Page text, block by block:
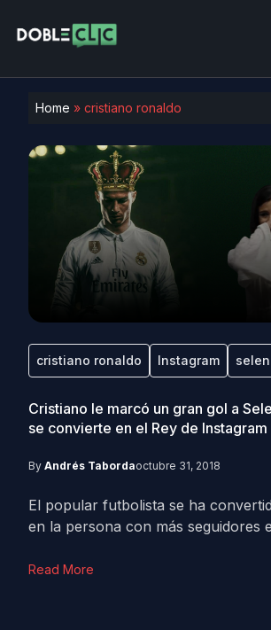
Home » cristiano ronaldo
cristiano ronaldo Instagram
Cristiano le marcó un gran gol a
se convierte en el Rey de Instagram
By Andrés Tabordaoctubre 31, 2018
El popular futbolista se ha
en la persona con más seguidores
Read More